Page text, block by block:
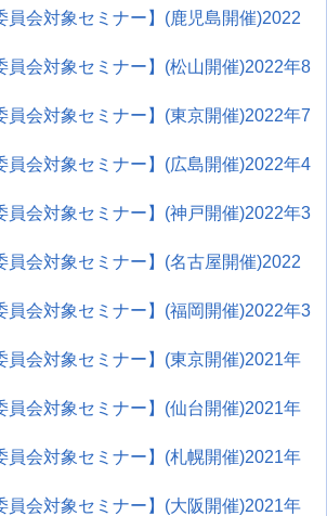
員会対象セミナー】(鹿児島開催)2022
員会対象セミナー】(松山開催)2022年8
員会対象セミナー】(東京開催)2022年7
員会対象セミナー】(広島開催)2022年4
員会対象セミナー】(神戸開催)2022年3
員会対象セミナー】(名古屋開催)2022
員会対象セミナー】(福岡開催)2022年3
員会対象セミナー】(東京開催)2021年
員会対象セミナー】(仙台開催)2021年
員会対象セミナー】(札幌開催)2021年
員会対象セミナー】(大阪開催)2021年